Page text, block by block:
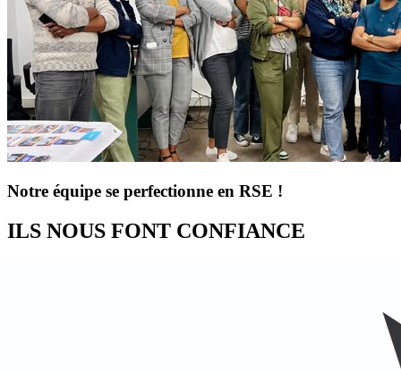
Notre équipe se perfectionne en RSE !
ILS NOUS FONT CONFIANCE